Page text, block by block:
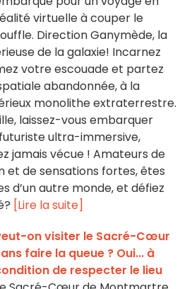
virtuelle à couper le
Direction Ganymède, la
de la galaxie! Incarnez
votre escouade et partez
abandonnée, à la
monolithe extraterrestre.
laissez-vous embarquer
ultra-immersive,
jamais vécue ! Amateurs de
et de sensations fortes, êtes
d’un autre monde, et défiez
[Lire la suite]
on visiter le Sacré-Cœur
faire la queue ? Oui... à
de respecter le lieu